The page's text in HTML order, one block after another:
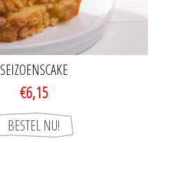
SEIZOENSCAKE
€6,15